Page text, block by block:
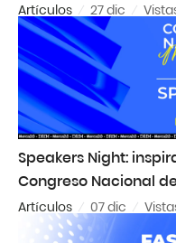
Artículos 27 dic
Speakers Night:
Congreso Nacional
Artículos 07 dic